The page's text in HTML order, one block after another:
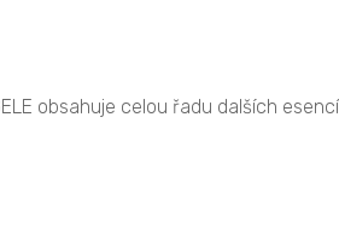
obsahuje celou řadu dalších